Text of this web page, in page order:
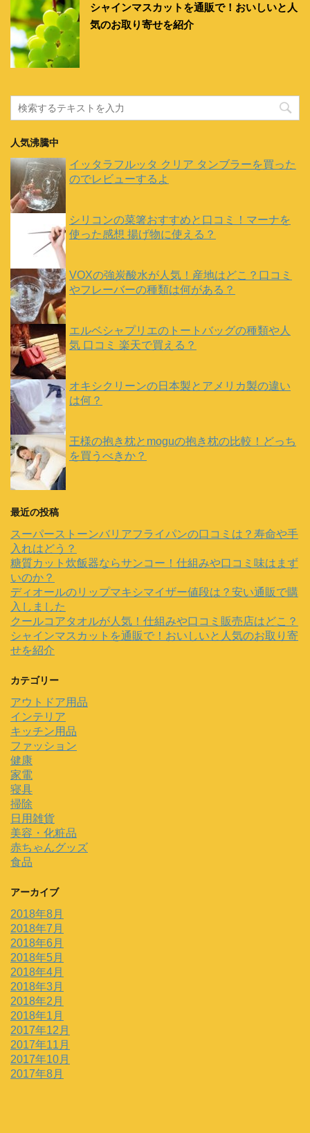
シャインマスカットを通販で！おいしいと人
気のお取り寄せを紹介
人気沸騰中
イッタラフルッタ クリア タンブラーを買った
のでレビューするよ
シリコンの菜箸おすすめと口コミ！マーナを
使った感想 揚げ物に使える？
VOXの強炭酸水が人気！産地はどこ？口コミ
やフレーバーの種類は何がある？
エルベシャプリエのトートバッグの種類や人
気 口コミ 楽天で買える？
オキシクリーンの日本製とアメリカ製の違い
は何？
王様の抱き枕とmoguの抱き枕の比較！どっち
を買うべきか？
最近の投稿
スーパーストーンバリアフライパンの口コミは？寿命や手
入れはどう？
糖質カット炊飯器ならサンコー！仕組みや口コミ味はまず
いのか？
ディオールのリップマキシマイザー値段は？安い通販で購
入しました
クールコアタオルが人気！仕組みや口コミ販売店はどこ？
シャインマスカットを通販で！おいしいと人気のお取り寄
せを紹介
カテゴリー
アウトドア用品
インテリア
キッチン用品
ファッション
健康
家電
寝具
掃除
日用雑貨
美容・化粧品
赤ちゃんグッズ
食品
アーカイブ
2018年8月
2018年7月
2018年6月
2018年5月
2018年4月
2018年3月
2018年2月
2018年1月
2017年12月
2017年11月
2017年10月
2017年8月